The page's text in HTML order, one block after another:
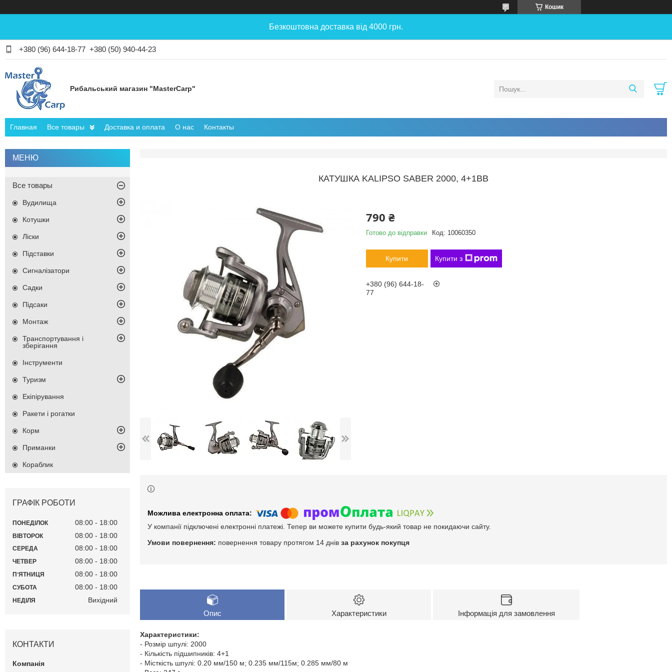
Кошик
Безкоштовна доставка від 4000 грн.
+380 (96) 644-18-77 +380 (50) 940-44-23
Рибальський магазин "MasterCarp"
Главная Все товары Доставка и оплата О нас Контакты
КАТУШКА KALIPSO SABER 2000, 4+1BB
790 ₴
Готово до відправки Код: 10060350
Купити Купити з
+380 (96) 644-18-
77
У компанії підключені електронні платежі. Тепер ви можете купити будь-який товар не покидаючи сайту.
повернення товару протягом 14 днів за рахунок покупця
Опис Характеристики Інформація для замовлення
Характеристики:
- Розмір шпулі: 2000
- Кількість підшипників: 4+1
- Місткість шпулі: 0.20 мм/150 м; 0.235 мм/115м; 0.285 мм/80 м
Все товары
Вудилища
Котушки
Ліски
Підставки
Сигналізатори
Садки
Підсаки
Монтаж
Транспортування і
зберігання
Інструменти
Туризм
Екіпірування
Ракети і рогатки
Корм
Приманки
Кораблик
ГРАФІК РОБОТИ
ПОНЕДІЛОК 08:00 18:00
ВІВТОРОК 08:00 18:00
СЕРЕДА 08:00 18:00
ЧЕТВЕР 08:00 18:00
ПʼЯТНИЦЯ 08:00 18:00
СУБОТА 08:00 18:00
НЕДІЛЯ Вихідний
КОНТАКТИ